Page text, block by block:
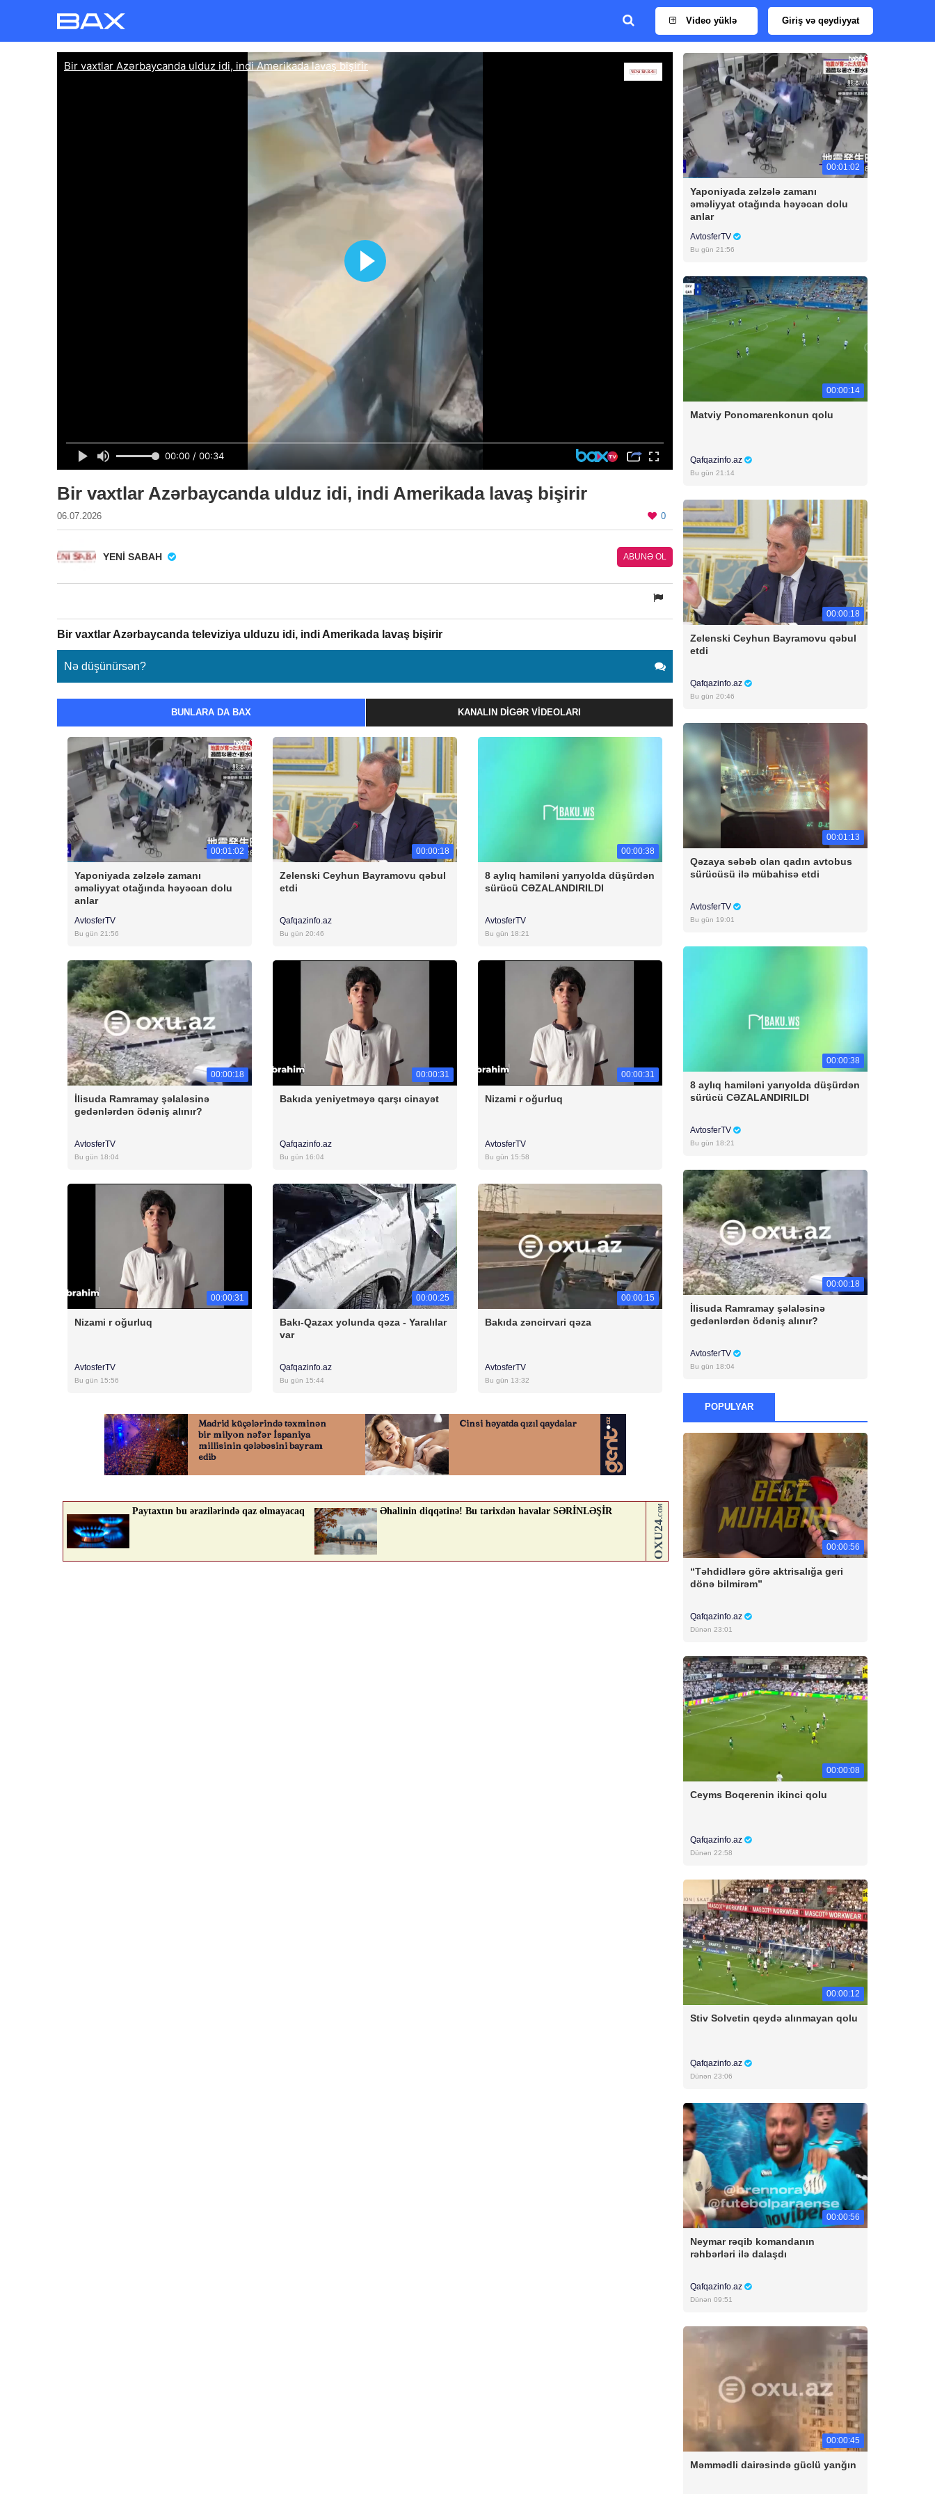
Video yüklə Giriş və qeydiyyat
Bir vaxtlar Azərbaycanda ulduz idi, indi Amerikada lavaş bişirir
06.07.2026 0
YENI SABAH ABUNƏ OL
Bir vaxtlar Azərbaycanda televiziya ulduzu idi, indi Amerikada lavaş bişirir
Nə düşünürsən?
BUNLARA DA BAX KANALIN DIGƏR VIDEOLARI
00:01:02
Yaponiyada zəlzələ zamanı
əməliyyat otağında həyəcan dolu
anlar
AvtosferTV
Bu gün 21:56
00:00:18
Zelenski Ceyhun Bayramovu qəbul
etdi
Qafqazinfo.az
Bu gün 20:46
00:00:38
8 aylıq hamiləni yarıyolda düşürdən
sürücü CƏZALANDIRILDI
AvtosferTV
Bu gün 18:21
00:00:18
İlisuda Ramramay şəlaləsinə
gedənlərdən ödəniş alınır?
AvtosferTV
Bu gün 18:04
00:00:31
Bakıda yeniyetməyə qarşı cinayət
Qafqazinfo.az
Bu gün 16:04
00:00:31
Nizami r oğurluq
AvtosferTV
Bu gün 15:58
00:00:31
Nizami r oğurluq
AvtosferTV
Bu gün 15:56
00:00:25
Bakı-Qazax yolunda qəza - Yaralılar
var
Qafqazinfo.az
Bu gün 15:44
00:00:15
Bakıda zəncirvari qəza
AvtosferTV
Bu gün 13:32
00:01:02
Yaponiyada zəlzələ zamanı
əməliyyat otağında həyəcan dolu
anlar
AvtosferTV
Bu gün 21:56
00:00:14
Matviy Ponomarenkonun qolu
Qafqazinfo.az
Bu gün 21:14
00:00:18
Zelenski Ceyhun Bayramovu qəbul
etdi
Qafqazinfo.az
Bu gün 20:46
00:01:13
Qəzaya səbəb olan qadın avtobus
sürücüsü ilə mübahisə etdi
AvtosferTV
Bu gün 19:01
00:00:38
8 aylıq hamiləni yarıyolda düşürdən
sürücü CƏZALANDIRILDI
AvtosferTV
Bu gün 18:21
00:00:18
İlisuda Ramramay şəlaləsinə
gedənlərdən ödəniş alınır?
AvtosferTV
Bu gün 18:04
POPULYAR
00:00:56
“Təhdidlərə görə aktrisalığa geri
dönə bilmirəm”
Qafqazinfo.az
Dünən 23:01
00:00:08
Ceyms Boqerenin ikinci qolu
Qafqazinfo.az
Dünən 22:58
00:00:12
Stiv Solvetin qeydə alınmayan qolu
Qafqazinfo.az
Dünən 23:06
00:00:56
Neymar rəqib komandanın
rəhbərləri ilə dalaşdı
Qafqazinfo.az
Dünən 09:51
00:00:45
Məmmədli dairəsində güclü yanğın